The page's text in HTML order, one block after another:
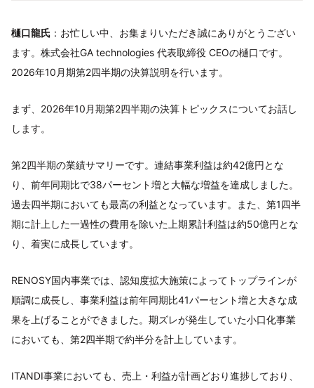
樋口龍氏 ：お忙しい中、お集まりいただき誠にありがとうござい
ます。株式会社GA technologies 代表取締役 CEOの樋口です。
2026年10月期第2四半期の決算説明を行います。
まず、2026年10月期第2四半期の決算トピックスについてお話し
します。
第2四半期の業績サマリーです。連結事業利益は約42億円とな
り、前年同期比で38パーセント増と大幅な増益を達成しました。
過去四半期においても最高の利益となっています。また、第1四半
期に計上した一過性の費用を除いた上期累計利益は約50億円とな
り、着実に成長しています。
RENOSY国内事業では、認知度拡大施策によってトップラインが
順調に成長し、事業利益は前年同期比41パーセント増と大きな成
果を上げることができました。期ズレが発生していた小口化事業
においても、第2四半期で約半分を計上しています。
ITANDI事業においても、売上・利益が計画どおり進捗しており、